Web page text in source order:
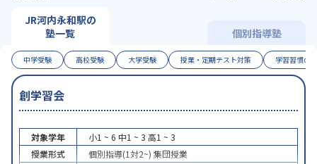
JR河内永和駅の
塾一覧
個別指導塾
中学受験 高校受験 大学受験 授業・定期テスト対策 学習習慣の
創学習会
対象学年 小1 ~ 6 中1 ~ 3 高1 ~ 3
授業形式
個別指導(1対2~) 集団授業